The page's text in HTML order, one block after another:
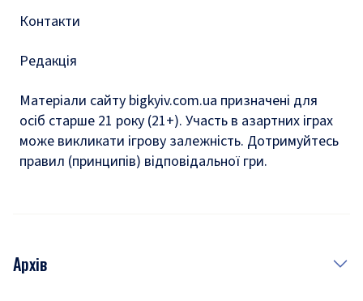
Контакти
Редакція
Матеріали сайту bigkyiv.com.ua призначені для
осіб старше 21 року (21+). Участь в азартних іграх
може викликати ігрову залежність. Дотримуйтесь
правил (принципів) відповідальної гри.
Архів